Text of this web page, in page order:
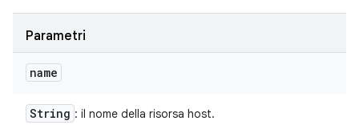
Parametri
name
String : il nome della risorsa host.